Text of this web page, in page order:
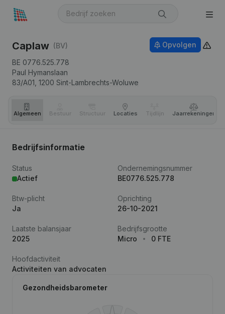
Caplaw (BV)
BE 0776.525.778
Paul Hymanslaan
83/A01, 1200 Sint-Lambrechts-Woluwe
Opvolgen
Algemeen Bestuur Structuur Locaties Tijdlijn Jaar­rekeningen
Bedrijfsinformatie
Status
Actief
Ondernemingsnummer
BE0776.525.778
Btw-plicht
Ja
Oprichting
26-10-2021
Laatste balansjaar
2025
Bedrijfsgrootte
Micro
0 FTE
Hoofdactiviteit
Activiteiten van advocaten
Gezondheidsbarometer